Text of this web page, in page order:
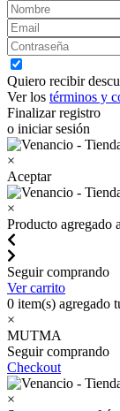
Quiero recibir
Ver los términos y
Finalizar registro
o iniciar sesión
×
Aceptar
×
Producto agregado
Seguir comprando
Ver carrito
0 item(s) agregado
×
MUTMA
Seguir comprando
Checkout
×